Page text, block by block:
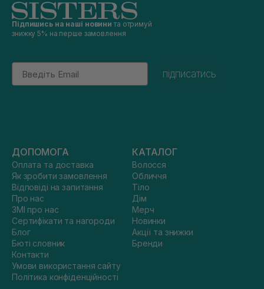
Підпишись на наші новини та отримуй
знижку 5% на перше замовлення
Email
підписатись
ДОПОМОГА
Оплата та доставка
Як зробити замовлення
Відповіді на запитання
Про нас
ЗМІ про нас
Сертифікати та нагороди
Блог
Бюті словник
Контакти
Умови використання сайту
Політика конфіденційності
КАТАЛОГ
Волосся
Обличчя
Тіло
Дім
Мерч
Новинки
Акції та знижки
Бренди